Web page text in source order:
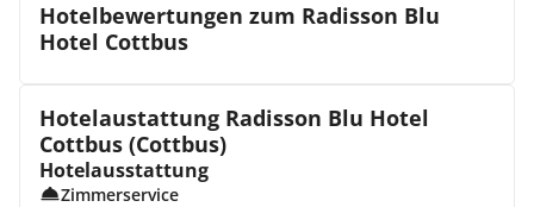
Hotelbewertungen zum Radisson Blu
Hotel Cottbus
Hotelaustattung Radisson Blu Hotel
Cottbus (Cottbus)
Hotelausstattung
Zimmerservice